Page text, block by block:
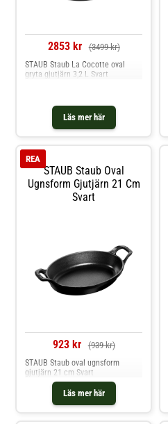
2853 kr (3499 kr)
Läs mer här
STAUB Staub La Cocotte oval
gryta gjutjärn 3,2 L Svart
STAUB Staub Oval
Ugnsform Gjutjärn 21 Cm
Svart
REA
923 kr (939 kr)
Läs mer här
STAUB Staub oval ugnsform
gjutjärn 21 cm Svart